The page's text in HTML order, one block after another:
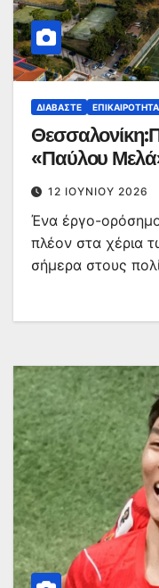
ΔΙΑΒΆΣΤΕ ΕΠΙΚΑΙΡΌΤΗΤΑ
«Παύλου
12 ΙΟΥΝΊΟΥ 2026
Ένα έργο-
πλέον στα χέρια
σήμερα στους